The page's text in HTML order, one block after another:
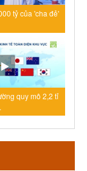
tỷ của 'cha đẻ'
quy mô 2,2 tỉ